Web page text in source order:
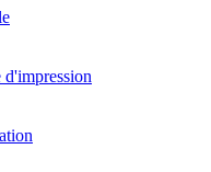
d'impression